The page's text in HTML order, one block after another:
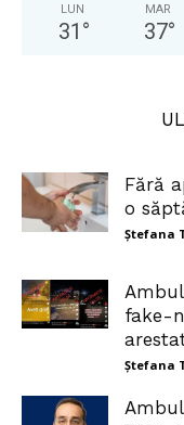
LUN
31 °
MAR
37°
Fără
o
Ștefana
fake-
Ștefana